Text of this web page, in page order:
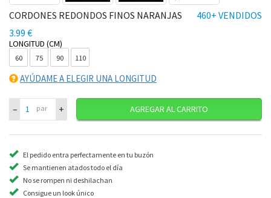
460+ VENDIDOS
CORDONES REDONDOS FINOS NARANJAS
3.99 €
LONGITUD (CM)
60 75 90 110
AYÚDAME A ELEGIR UNA LONGITUD
– par + AGREGAR AL CARRITO
El pedido entra perfectamente en tu buzón
Se mantienen atados todo el día
No se rompen ni deshilachan
Consigue un look único